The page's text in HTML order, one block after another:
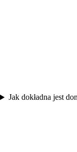
Jak dokładna jest